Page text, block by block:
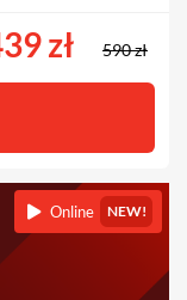
zł 590 zł
Online NEW!